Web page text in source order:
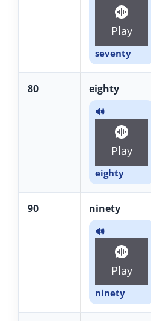
Play
seventy
80 eighty
🔊
Play
eighty
90 ninety
🔊
Play
ninety